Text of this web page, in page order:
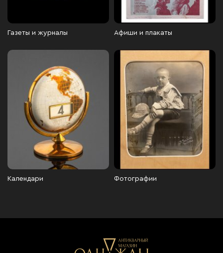
Газеты и журналы Афиши и плакаты
Календари Фотографии